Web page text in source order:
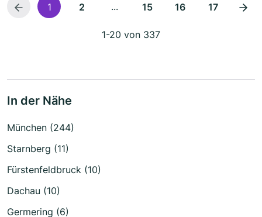
1 2 ... 15 16 17
1-20 von 337
In der Nähe
München (244)
Starnberg (11)
Fürstenfeldbruck (10)
Dachau (10)
Germering (6)